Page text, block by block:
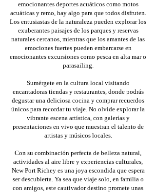
emocionantes deportes acuáticos como motos
acuáticas y remo, hay algo para que todos disfruten.
Los entusiastas de la naturaleza pueden explorar los
exuberantes paisajes de los parques y reservas
naturales cercanos, mientras que los amantes de las
emociones fuertes pueden embarcarse en
emocionantes excursiones como pesca en alta mar o
parasailing.
Sumérgete en la cultura local visitando
encantadoras tiendas y restaurantes, donde podrás
degustar una deliciosa cocina y comprar recuerdos
únicos para recordar tu viaje. No olvide explorar la
vibrante escena artística, con galerías y
presentaciones en vivo que muestran el talento de
artistas y músicos locales.
Con su combinación perfecta de belleza natural,
actividades al aire libre y experiencias culturales,
New Port Richey es una joya escondida que espera
ser descubierta. Ya sea que viaje solo, en familia o
con amigos, este cautivador destino promete unas